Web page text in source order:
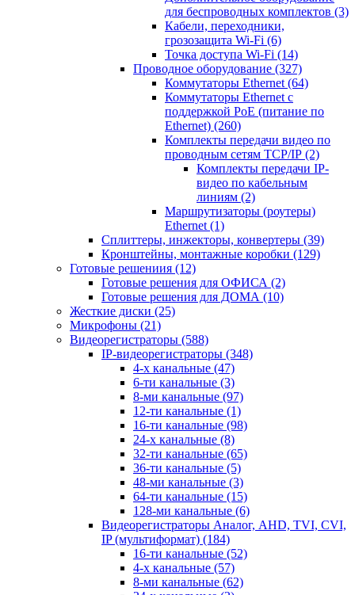
для беспроводных комплектов (3)
Кабели, переходники,
грозозащита Wi-Fi (6)
Точка доступа Wi-Fi (14)
Проводное оборудование (327)
Коммутаторы Ethernet (64)
Коммутаторы Ethernet с
поддержкой PoE (питание по
Ethernet) (260)
Комплекты передачи видео по
проводным сетям TCP/IP (2)
Комплекты передачи IP-
видео по кабельным
линиям (2)
Маршрутизаторы (роутеры)
Ethernet (1)
Сплиттеры, инжекторы, конвертеры (39)
Кронштейны, монтажные коробки (129)
Готовые решениия (12)
Готовые решения для ОФИСА (2)
Готовые решения для ДОМА (10)
Жесткие диски (25)
Микрофоны (21)
Видеорегистраторы (588)
IP-видеорегистраторы (348)
4-х канальные (47)
6-ти канальные (3)
8-ми канальные (97)
12-ти канальные (1)
16-ти канальные (98)
24-х канальные (8)
32-ти канальные (65)
36-ти канальные (5)
48-ми канальные (3)
64-ти канальные (15)
128-ми канальные (6)
Видеорегистраторы Аналог, AHD, TVI, CVI,
IP (мультиформат) (184)
16-ти канальные (52)
4-х канальные (57)
8-ми канальные (62)